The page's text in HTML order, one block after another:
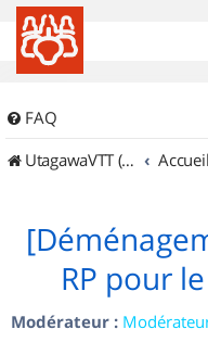
FAQ
UtagawaVTT (Randos VTT et VTTAE avec traces GPS)
RP pour
Modérateur :